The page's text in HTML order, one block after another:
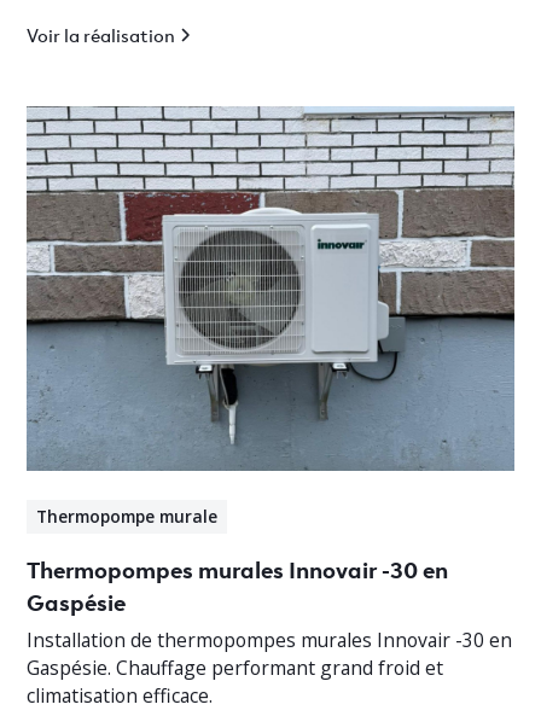
Voir la réalisation
Thermopompe murale
Thermopompes murales Innovair -30 en
Gaspésie
Installation de thermopompes murales Innovair -30 en
Gaspésie. Chauffage performant grand froid et
climatisation efficace.